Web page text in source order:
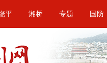
平 湘桥 专题 国防